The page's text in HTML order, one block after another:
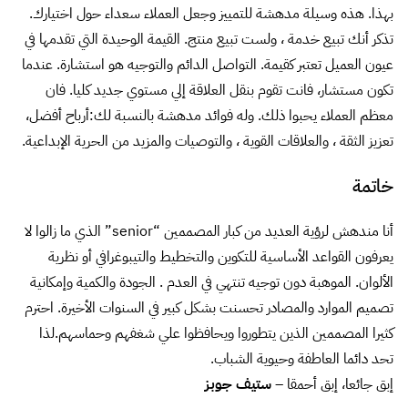
بهذا. هذه وسيلة مدهشة للتمييز وجعل العملاء سعداء حول اختيارك.
تذكر أنك تبيع خدمة ، ولست تبيع منتج. القيمة الوحيدة التي تقدمها في
عيون العميل تعتبر كقيمة. التواصل الدائم والتوجيه هو استشارة. عندما
تكون مستشار، فانت تقوم بنقل العلاقة إلي مستوي جديد كليا. فان
معظم العملاء يحبوا ذلك. وله فوائد مدهشة بالنسبة لك:أرباح أفضل،
تعزيز الثقة ، والعلاقات القوية ، والتوصيات والمزيد من الحرية الإبداعية.
خاتمة
أنا مندهش لرؤية العديد من كبار المصممين “senior” الذي ما زالوا لا
يعرفون القواعد الأساسية للتكوين والتخطيط والتيبوغرافي أو نظرية
الألوان. الموهبة دون توجيه تنتهي في العدم . الجودة والكمية وإمكانية
تصميم الموارد والمصادر تحسنت بشكل كبير في السنوات الأخيرة. احترم
كثيرا المصممين الذين يتطوروا ويحافظوا علي شغفهم وحماسهم.لذا
تحد دائما العاطفة وحيوية الشباب.
إبق جائعا، إبق أحمقا –ستيف جوبز